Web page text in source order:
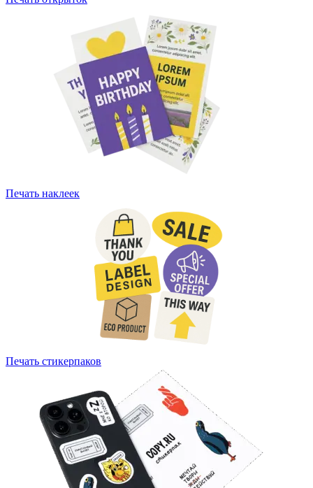
Печать наклеек
Печать стикерпаков